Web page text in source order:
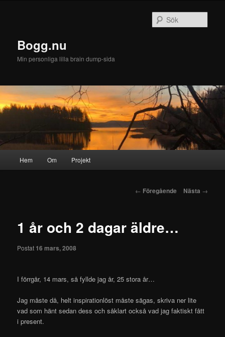
Bogg.nu
Min personliga lilla brain dump-sida
Hoppa
Hem Om Projekt
Inläggsnavigering
← Föregående Nästa →
1 år och 2 dagar äldre…
Postat 16 mars, 2008
I förrgår, 14 mars, så fyllde jag år, 25 stora år…
Jag måste då, helt inspirationlöst måste sägas, skriva ner lite
vad som hänt sedan dess och såklart också vad jag faktiskt fått
i present.